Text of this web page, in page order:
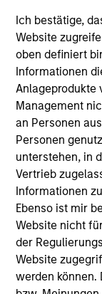
Ich bestätige,
Website
oben definiert
Informationen
Anlageprodukte
Management
an Personen
Personen
unterstehen, in
Vertrieb
Informationen
Ebenso ist mir
Website nicht
der
Website
werden
managing
management
where he led
applications
and Aladdin
technology
Ranjit has a BE
engineering
computer
MBA from
May not